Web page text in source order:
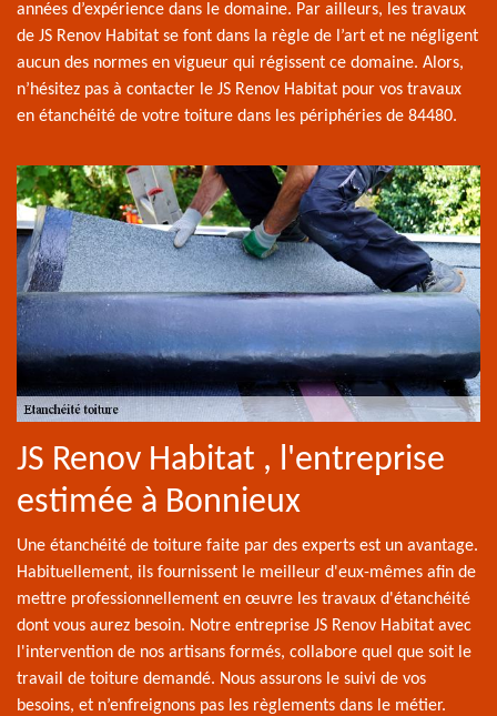
années d’expérience dans le domaine. Par ailleurs, les travaux
de JS Renov Habitat se font dans la règle de l’art et ne négligent
aucun des normes en vigueur qui régissent ce domaine. Alors,
n’hésitez pas à contacter le JS Renov Habitat pour vos travaux
en étanchéité de votre toiture dans les périphéries de 84480.
JS Renov Habitat , l'entreprise
estimée à Bonnieux
Une étanchéité de toiture faite par des experts est un avantage.
Habituellement, ils fournissent le meilleur d'eux-mêmes afin de
mettre professionnellement en œuvre les travaux d'étanchéité
dont vous aurez besoin. Notre entreprise JS Renov Habitat avec
l'intervention de nos artisans formés, collabore quel que soit le
travail de toiture demandé. Nous assurons le suivi de vos
besoins, et n’enfreignons pas les règlements dans le métier.